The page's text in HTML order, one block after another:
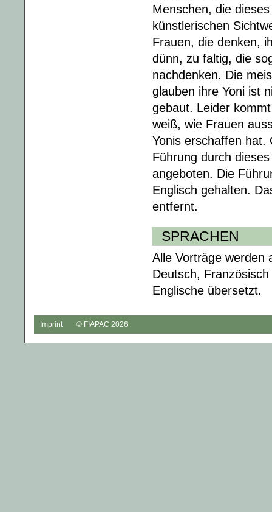
Menschen, die
künstlerischen
Frauen, die denken,
dünn, zu faltig, die
nachdenken. Die
glauben ihre Yoni ist
gebaut. Leider
weiß, wie Frauen
Yonis erschaffen hat.
Führung durch
angeboten. Die
Englisch gehalten.
entfernt.
SPRACHEN
Alle Vorträge werden
Deutsch,
Englische übersetzt.
Imprint © FIAPAC 2026